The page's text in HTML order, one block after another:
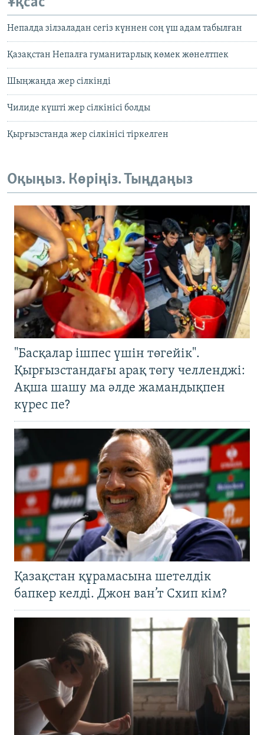
Непалда зілзаладан сегіз күннен соң үш адам табылған
Қазақстан Непалға гуманитарлық көмек жөнелтпек
Шыңжаңда жер сілкінді
Чилиде күшті жер сілкінісі болды
Қырғызстанда жер сілкінісі тіркелген
Оқыңыз. Көріңіз. Тыңдаңыз
"Басқалар ішпес үшін төгейік".
Қырғызстандағы арақ төгу челленджі:
Ақша шашу ма әлде жамандықпен
күрес пе?
Қазақстан құрамасына шетелдік
бапкер келді. Джон ван’т Схип кім?